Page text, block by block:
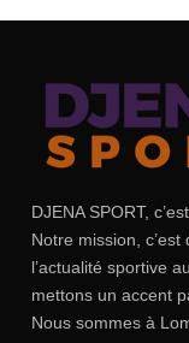
DJENA SPORT,
Notre mission,
l’actualité sportive
mettons un accent
Nous sommes à